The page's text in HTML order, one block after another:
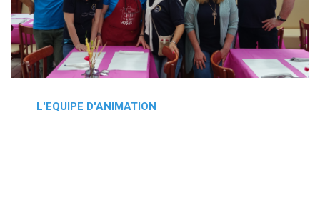
L'EQUIPE D'ANIMATION